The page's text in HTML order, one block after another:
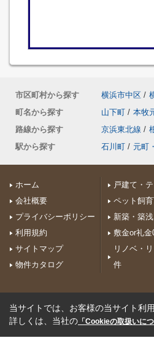
市区町村から探す 横浜市中区 /
町名から探す
山下町 / 本牧
路線から探す
京浜東北線 /
駅から探す
石川町 / 元町
ホーム
会社概要
プライバシーポリシー
利用規約
サイトマップ
物件カタログ
戸建て・
ペット飼
新築・築浅
敷金or礼金
リノベ・
件
当サイトでは、お客様の当サイト利
詳しくは、当社の 「Cookieの取扱いにつ